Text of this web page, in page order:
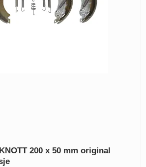
200 x 50 mm original